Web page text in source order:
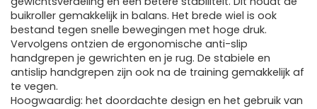
buikroller gemakkelijk in balans. Het brede wiel is ook
bestand tegen snelle bewegingen met hoge druk.
Vervolgens ontzien de ergonomische anti-slip
handgrepen je gewrichten en je rug. De stabiele en
antislip handgrepen zijn ook na de training gemakkelijk af
te vegen.
Hoogwaardig: het doordachte design en het gebruik van